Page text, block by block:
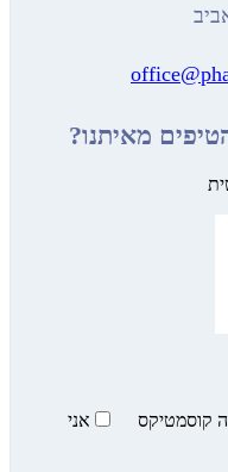
אני